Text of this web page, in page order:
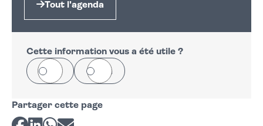
Tout l'agenda
Cette information vous a été utile ?
Oui Non
Partager cette page
Partager sur Facebook
Partager sur LinkedIn
Partager sur Whatsapp
Partager par courriel